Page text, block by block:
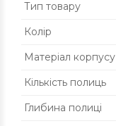
Тип товару
Колір
Матеріал корпусу
Кількість полиць
Глибина полиці